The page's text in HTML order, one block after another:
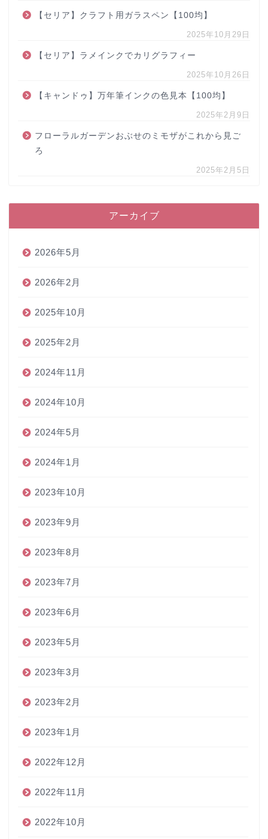
【セリア】クラフト用ガラスペン【100均】
2025年10月29日
【セリア】ラメインクでカリグラフィー
2025年10月26日
【キャンドゥ】万年筆インクの色見本【100均】
2025年2月9日
フローラルガーデンおぶせのミモザがこれから見ご
ろ
2025年2月5日
アーカイブ
2026年5月
2026年2月
2025年10月
2025年2月
2024年11月
2024年10月
2024年5月
2024年1月
2023年10月
2023年9月
2023年8月
2023年7月
2023年6月
2023年5月
2023年3月
2023年2月
2023年1月
2022年12月
2022年11月
2022年10月